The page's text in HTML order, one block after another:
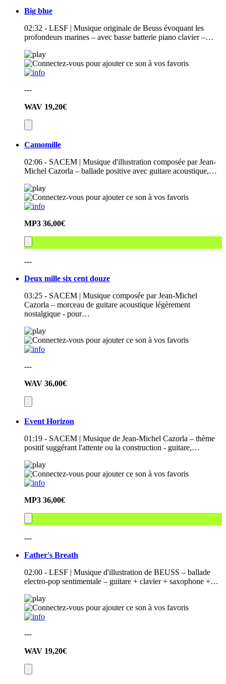
Big blue
02:32 - LESF | Musique originale de Beuss évoquant les
profondeurs marines – avec basse batterie piano clavier –…
---
WAV 19,20€
Camomille
02:06 - SACEM | Musique d'illustration composée par Jean-
Michel Cazorla – ballade positive avec guitare acoustique,…
MP3 36,00€
---
Deux mille six cent douze
03:25 - SACEM | Musique composée par Jean-Michel
Cazorla – morceau de guitare acoustique légèrement
nostalgique - pour…
---
WAV 36,00€
Event Horizon
01:19 - SACEM | Musique de Jean-Michel Cazorla – thème
positif suggérant l'attente ou la construction - guitare,…
MP3 36,00€
---
Father's Breath
02:00 - LESF | Musique d'illustration de BEUSS – ballade
electro-pop sentimentale – guitare + clavier + saxophone +…
---
WAV 19,20€